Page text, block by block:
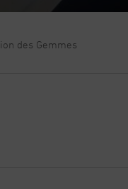
des Gemmes